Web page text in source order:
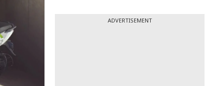
ADVERTISEMENT